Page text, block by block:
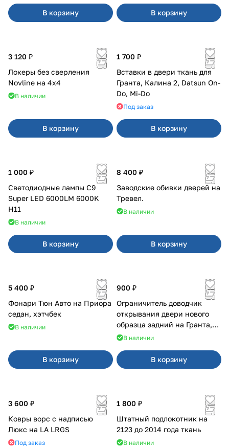
В корзину В корзину
3 120 ₽
Локеры без сверления
Novline на 4х4
В наличии
В корзину
1 700 ₽
Вставки в двери ткань для
Гранта, Калина 2, Datsun On-
Do, Mi-Do
Под заказ
В корзину
1 000 ₽
Светодиодные лампы C9
Super LED 6000LM 6000K
H11
В наличии
В корзину
8 400 ₽
Заводские обивки дверей на
Тревел.
В наличии
В корзину
5 400 ₽
Фонари Тюн Авто на Приора
седан, хэтчбек
В наличии
В корзину
900 ₽
Ограничитель доводчик
открывания двери нового
образца задний на Гранта,
Урбан
В наличии
В корзину
3 600 ₽
Ковры ворс с надписью
Люкс на LA LRGS
Под заказ
1 800 ₽
Штатный подлокотник на
2123 до 2014 года ткань
В наличии